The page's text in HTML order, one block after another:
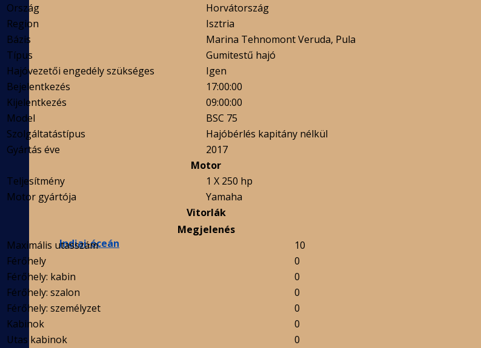
Indiai-óceán
Ország
Horvátország
Region
Isztria
Bázis
Marina Tehnomont Veruda, Pula
Típus
Gumitestű hajó
Hajóvezetői engedély szükséges
Igen
Bejelentkezés
17:00:00
Kijelentkezés
09:00:00
Model
BSC 75
Szolgáltatástípus
Hajóbérlés kapitány nélkül
Gyártás éve
2017
Motor
Teljesítmény
1 X 250 hp
Motor gyártója
Yamaha
Vitorlák
Megjelenés
Maximális utasszám
10
Férőhely
0
Férőhely: kabin
0
Férőhely: szalon
0
Férőhely: személyzet
0
Kabinok
0
Utas kabinok
0